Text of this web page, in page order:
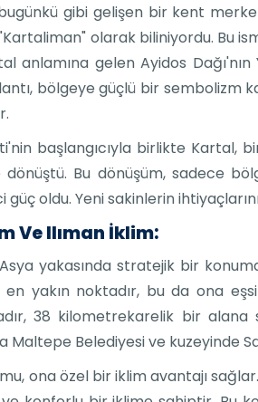
gibi gelişen bir kent
"Kartaliman" olarak biliniyordu. Bu
anlamına gelen Ayidos
bölgeye güçlü bir sembolizm
başlangıcıyla birlikte Kartal,
Bu dönüşüm, sadece
güç oldu. Yeni sakinlerin
Ve Ilıman İklim:
yakasında stratejik bir
en yakın noktadır, bu da ona
38 kilometrekarelik bir
Maltepe Belediyesi ve kuzeyinde
ona özel bir iklim avantajı